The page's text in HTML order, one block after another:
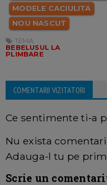
MODELE CACIULITA
NOU NASCUT
TEMA:
BEBELUSUL LA
PLIMBARE
COMENTARII VIZITATORI
Ce sentimente ti-a
Nu exista
Adauga-l tu pe
Scrie un